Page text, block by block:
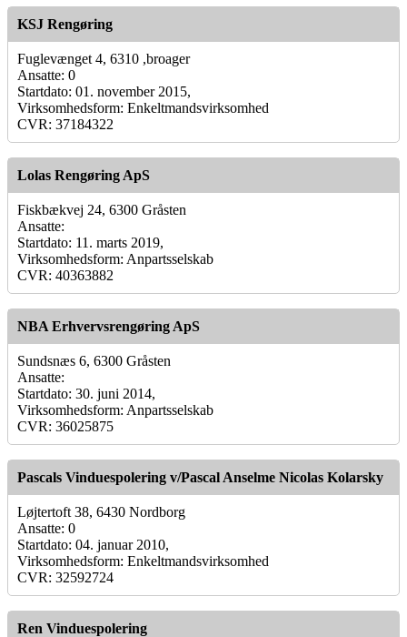
KSJ Rengøring
Fuglevænget 4, 6310 ,broager
Ansatte: 0
Startdato: 01. november 2015,
Virksomhedsform: Enkeltmandsvirksomhed
CVR: 37184322
Lolas Rengøring ApS
Fiskbækvej 24, 6300 Gråsten
Ansatte:
Startdato: 11. marts 2019,
Virksomhedsform: Anpartsselskab
CVR: 40363882
NBA Erhvervsrengøring ApS
Sundsnæs 6, 6300 Gråsten
Ansatte:
Startdato: 30. juni 2014,
Virksomhedsform: Anpartsselskab
CVR: 36025875
Pascals Vinduespolering v/Pascal Anselme Nicolas Kolarsky
Løjtertoft 38, 6430 Nordborg
Ansatte: 0
Startdato: 04. januar 2010,
Virksomhedsform: Enkeltmandsvirksomhed
CVR: 32592724
Ren Vinduespolering